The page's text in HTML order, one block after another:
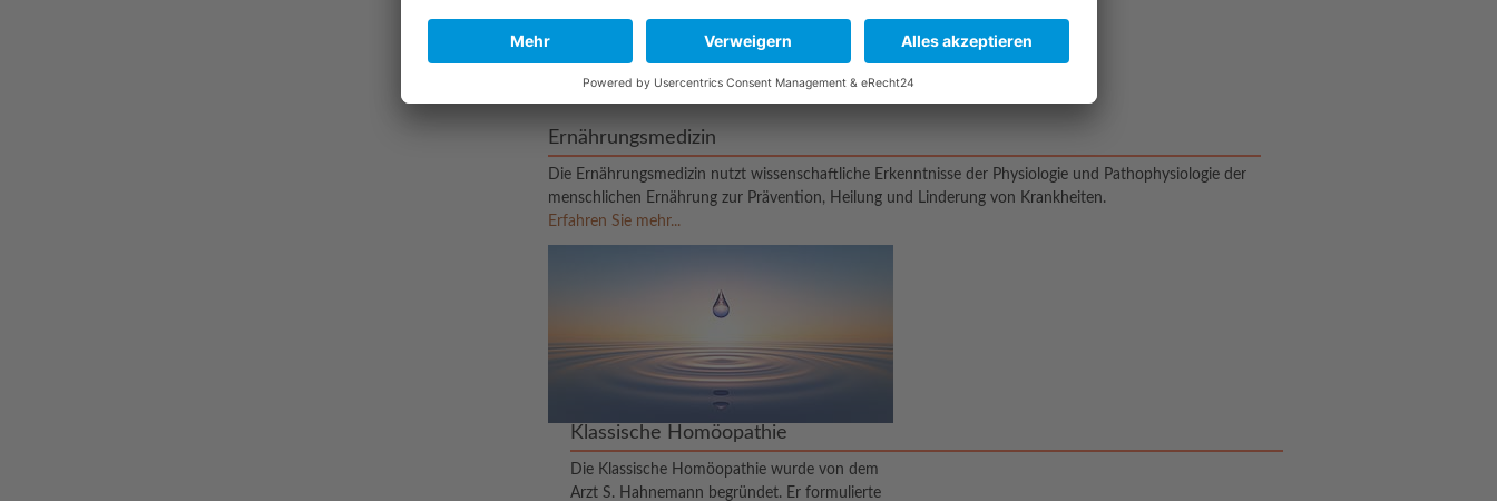
Ernährungsmedizin
Die Ernährungsmedizin nutzt wissenschaftliche Erkenntnisse der Physiologie und Pathophysiologie der
menschlichen Ernährung zur Prävention, Heilung und Linderung von Krankheiten.
Erfahren Sie mehr...
Klassische Homöopathie
Die Klassische Homöopathie wurde von dem
Arzt S. Hahnemann begründet. Er formulierte